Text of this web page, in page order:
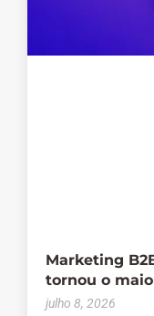
Marketing
tornou o
julho 8, 2026